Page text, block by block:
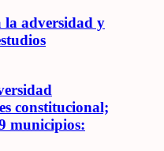
la adversidad y
constitucional;
municipios: